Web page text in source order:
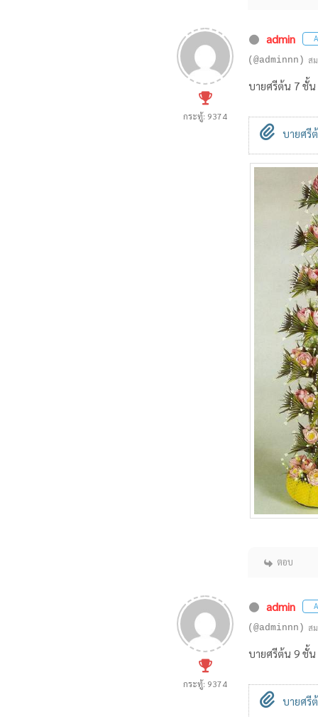
กระทู้: 9374
admin
(@adminnn) ส
บายศรีต้น 7 ชั้น
บายศรี
ตอบ
กระทู้: 9374
admin
(@adminnn) ส
บายศรีต้น 9 ชั้น
บายศรี